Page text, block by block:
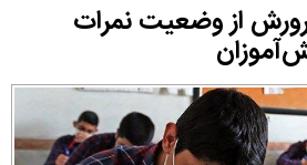
از وضعیت نمرات